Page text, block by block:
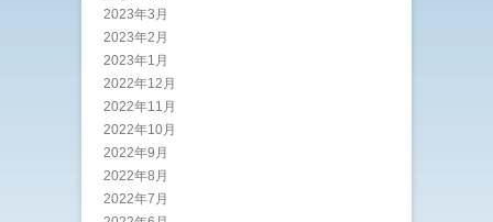
2023年3月
2023年2月
2023年1月
2022年12月
2022年11月
2022年10月
2022年9月
2022年8月
2022年7月